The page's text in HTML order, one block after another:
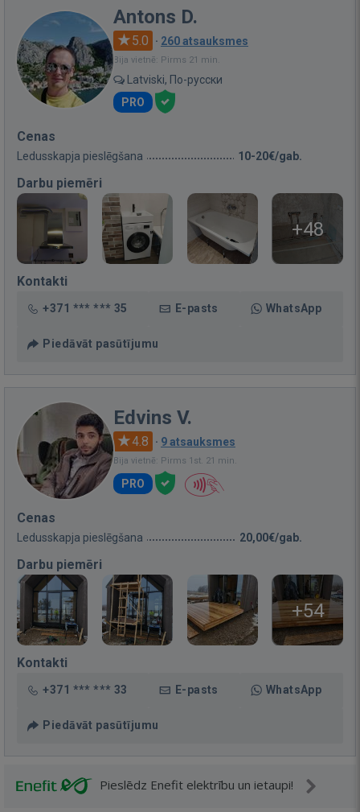
Antons D.
5.0 · 260 atsauksmes
Bija vietnē: Pirms 21 min.
Latviski, По-русски
PRO
Cenas
Ledusskapja pieslēgšana 10-20€/gab.
Darbu piemēri
+48
Kontakti
+371 *** *** 35 E-pasts WhatsApp
Piedāvāt pasūtījumu
Edvins V.
4.8 · 9 atsauksmes
Bija vietnē: Pirms 1st. 21 min.
PRO
Cenas
Ledusskapja pieslēgšana 20,00€/gab.
Darbu piemēri
+54
Kontakti
+371 *** *** 33 E-pasts WhatsApp
Piedāvāt pasūtījumu
Pieslēdz Enefit elektrību un ietaupi!